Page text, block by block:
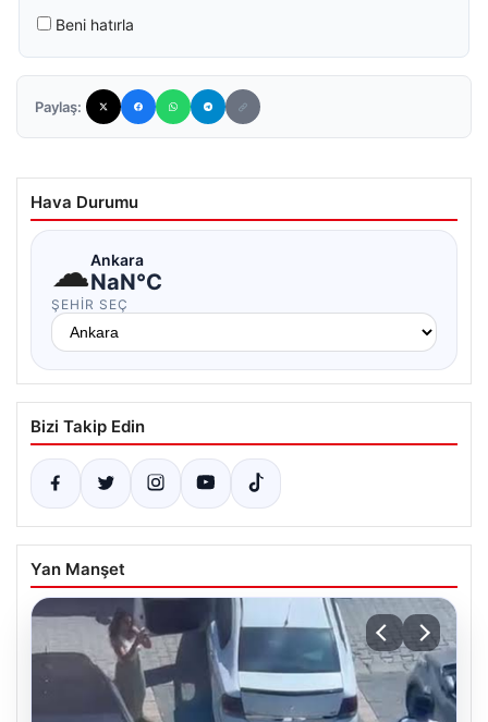
Beni hatırla
Paylaş:
Hava Durumu
☁Ankara
NaN°C
ŞEHIR SEÇ
Bizi Takip Edin
Yan Manşet